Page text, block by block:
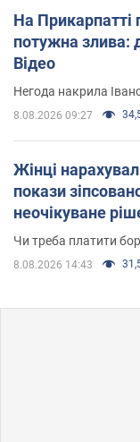
На Прикарпатті
потужна злива:
Відео
Негода накрила
8.08.2026 09:27
Жінці
покази
неочікуване
Чи треба платити
8.08.2026 14:43